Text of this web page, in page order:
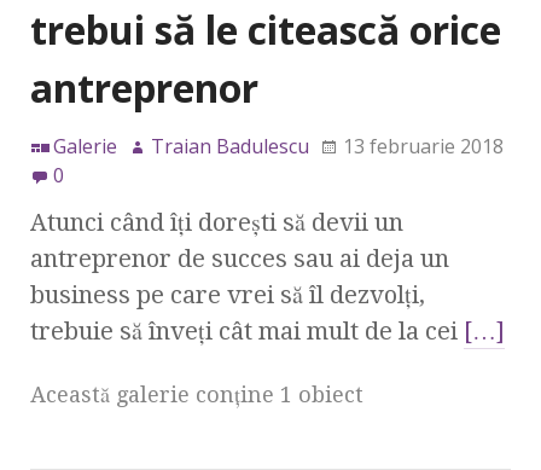
trebui să le citească orice
antreprenor
Galerie Traian Badulescu
13 februarie 2018
0
Atunci când îți dorești să devii un
antreprenor de succes sau ai deja un
business pe care vrei să îl dezvolți,
trebuie să înveți cât mai mult de la cei […]
Această galerie conţine 1 obiect